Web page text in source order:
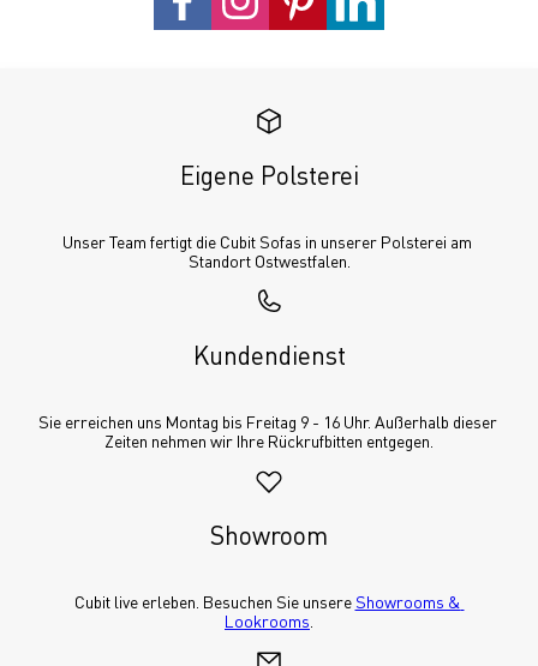
Eigene Polsterei
Unser Team fertigt die Cubit Sofas in unserer Polsterei am
Standort Ostwestfalen.
Kundendienst
Sie erreichen uns Montag bis Freitag 9 - 16 Uhr. Außerhalb dieser
Zeiten nehmen wir Ihre Rückrufbitten entgegen.
Showroom
Cubit live erleben. Besuchen Sie unsere Showrooms &
Lookrooms